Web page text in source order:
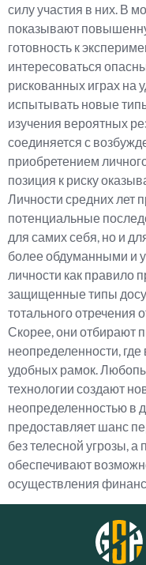
силу участия в них. В
показывают
готовность к
интересоваться
рискованных играх на
испытывать новые
изучения вероятных
соединяется с
приобретением
позиция к риску
Личности средних лет
потенциальные
для самих себя, но и
более обдуманными и
личности как правило
защищенные типы
тотального отречения
Скорее, они отбирают
неопределенности,
удобных рамок.
технологии создают
неопределенностью в
предоставляет шанс
без телесной угрозы,
обеспечивают
осуществления